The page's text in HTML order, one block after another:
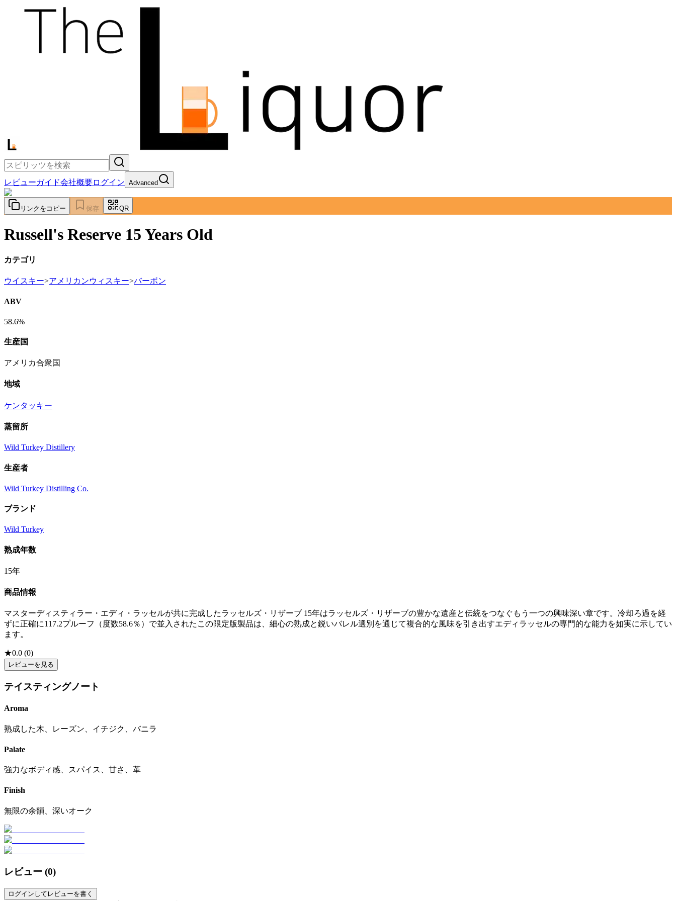
レビューガイド会社概要ログイン Advanced
リンクをコピー 保存 QR
Russell's Reserve 15 Years Old
カテゴリ
ウイスキー>アメリカンウィスキー>バーボン
ABV
58.6%
生産国
アメリカ合衆国
地域
ケンタッキー
蒸留所
Wild Turkey Distillery
生産者
Wild Turkey Distilling Co.
ブランド
Wild Turkey
熟成年数
15年
商品情報
マスターディスティラー・エディ・ラッセルが共に完成したラッセルズ・リザーブ 15年はラッセルズ・リザーブの豊かな遺産と伝統をつなぐもう一つの興味深い章です。冷却ろ過を経
ずに正確に117.2プルーフ（度数58.6％）で並入されたこの限定版製品は、細心の熟成と鋭いバレル選別を通じて複合的な風味を引き出すエディラッセルの専門的な能力を如実に示してい
ます。
★0.0 (0)
レビューを見る
テイスティングノート
Aroma
熟成した木、レーズン、イチジク、バニラ
Palate
強力なボディ感、スパイス、甘さ、革
Finish
無限の余韻、深いオーク
レビュー (0)
ログインしてレビューを書く